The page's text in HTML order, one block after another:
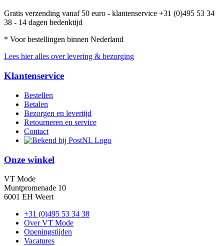
Gratis verzending vanaf 50 euro - klantenservice +31 (0)495 53 34
38 - 14 dagen bedenktijd
* Voor bestellingen binnen Nederland
Lees hier alles over levering & bezorging
Klantenservice
Bestellen
Betalen
Bezorgen en levertijd
Retourneren en service
Contact
Onze winkel
VT Mode
Muntpromenade 10
6001 EH Weert
+31 (0)495 53 34 38
Over VT Mode
Openingstijden
Vacatures